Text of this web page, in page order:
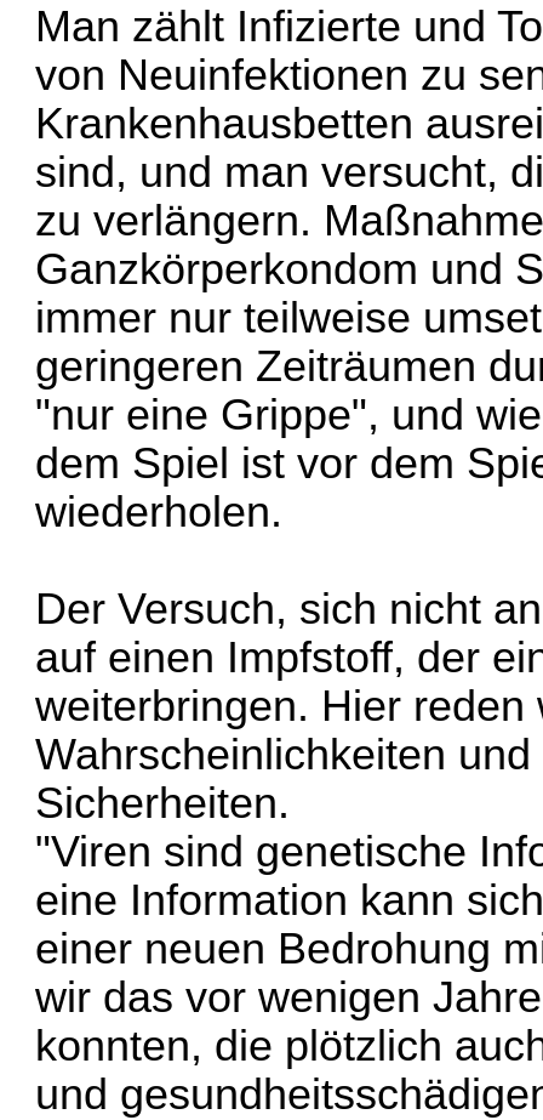
Man zählt Infizierte und
von Neuinfektionen zu
Krankenhausbetten
sind, und man versucht,
zu verlängern.
Ganzkörperkondom und
immer nur teilweise
geringeren Zeiträumen
"nur eine Grippe", und
dem Spiel ist vor dem
wiederholen.
Der Versuch, sich nicht
auf einen Impfstoff, der
weiterbringen. Hier reden
Wahrscheinlichkeiten
Sicherheiten.
"Viren sind genetische
eine Information kann
einer neuen Bedrohung
wir das vor wenigen
konnten, die plötzlich
und